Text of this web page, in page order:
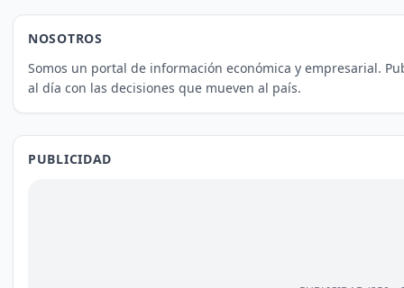
NOSOTROS
Somos un portal de información económica y empresarial.
al día con las decisiones que mueven al país.
PUBLICIDAD